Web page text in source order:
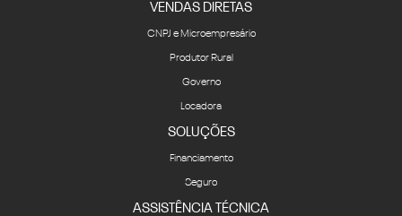
VENDAS DIRETAS
CNPJ e Microempresário
Produtor Rural
Governo
Locadora
SOLUÇÕES
Financiamento
Seguro
ASSISTÊNCIA TÉCNICA